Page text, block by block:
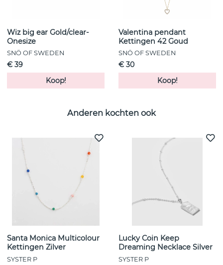
Wiz big ear Gold/clear-
Onesize
SNÖ OF SWEDEN
€ 39
Koop!
Valentina pendant
Kettingen 42 Goud
SNÖ OF SWEDEN
€ 30
Koop!
Anderen kochten ook
Santa Monica Multicolour
Kettingen Zilver
SYSTER P
Lucky Coin Keep
Dreaming Necklace Silver
SYSTER P